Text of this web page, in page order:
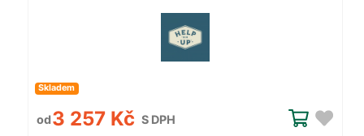
Skladem
od3 257 Kč S DPH